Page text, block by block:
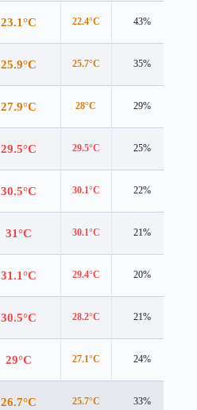
23.1°C 22.4°C 43%
25.9°C 25.7°C 35%
27.9°C 28°C 29%
29.5°C 29.5°C 25%
30.5°C 30.1°C 22%
31°C 30.1°C 21%
31.1°C 29.4°C 20%
30.5°C 28.2°C 21%
29°C 27.1°C 24%
26.7°C 25.7°C 33%